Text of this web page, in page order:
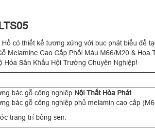
có thiết kế tương xứng với bục phát biểu để
Melamine Cao Cấp Phối Màu M66/M20 & Họa
Sân Khấu Hội Trường Chuyên Nghiệp!
bác gỗ công nghiệp Nội Thất Hòa Phát
bác gỗ công nghiệp phủ melamin cao cấp
trang trí bông sen.